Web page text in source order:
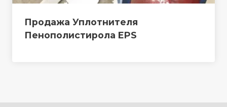
Продажа Уплотнителя
Пенополистирола EPS